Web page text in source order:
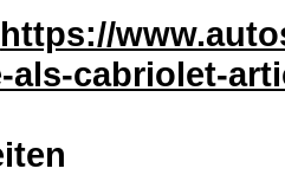
https://
als-cabriolet-